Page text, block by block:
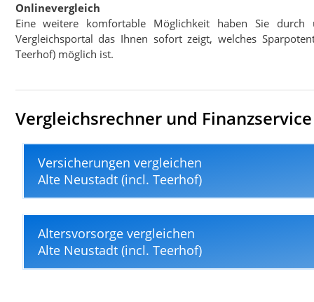
Onlinevergleich
Eine weitere komfortable Möglichkeit haben Sie
Vergleichsportal das Ihnen sofort zeigt, welches
Teerhof) möglich ist.
Vergleichsrechner und
Versicherungen vergleichen
Alte Neustadt (incl. Teerhof)
Altersvorsorge vergleichen
Alte Neustadt (incl. Teerhof)